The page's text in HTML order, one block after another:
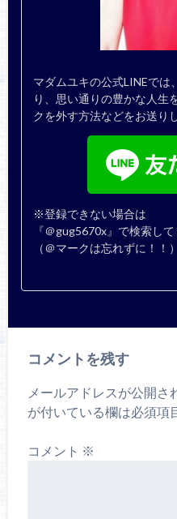
マダムユキの公式LINEでは
り、思い通りの豊かな人生
クを外す方法などをお送り
※登録できない場合は
『＠gug5670x』で検索して
（＠マークは忘れずに！！）
コメントを残す
メールアドレスが公開さ
が付いている欄は必須項
コメント ※